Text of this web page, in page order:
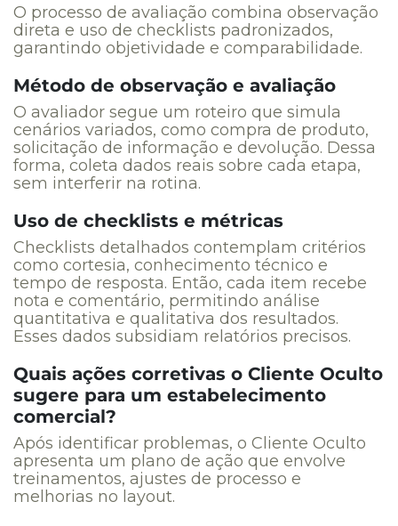
O processo de avaliação combina observação
direta e uso de checklists padronizados,
garantindo objetividade e comparabilidade.
Método de observação e avaliação
O avaliador segue um roteiro que simula
cenários variados, como compra de produto,
solicitação de informação e devolução. Dessa
forma, coleta dados reais sobre cada etapa,
sem interferir na rotina.
Uso de checklists e métricas
Checklists detalhados contemplam critérios
como cortesia, conhecimento técnico e
tempo de resposta. Então, cada item recebe
nota e comentário, permitindo análise
quantitativa e qualitativa dos resultados.
Esses dados subsidiam relatórios precisos.
Quais ações corretivas o Cliente Oculto
sugere para um estabelecimento
comercial?
Após identificar problemas, o Cliente Oculto
apresenta um plano de ação que envolve
treinamentos, ajustes de processo e
melhorias no layout.